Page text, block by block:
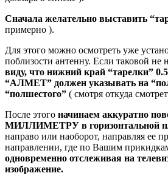
Сначала желательно выставить
примерно ).
Для этого можно осмотреть уже
поблизости антенну. Если таковой не
виду, что нижний край “тарелки”
“АЛМЕТ” должен указывать на
“полшестого” ( смотря откуда
После этого начинаем аккуратно
МИЛЛИМЕТРУ в горизонтальной
направо или наоборот, направляя ее
направлении, где по Вашим
одновременно отслеживая на
изображение.